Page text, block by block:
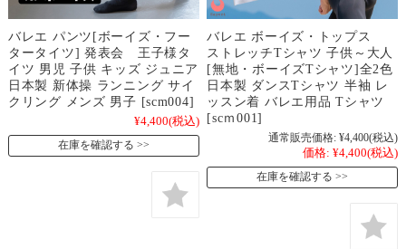
バレエ パンツ[ボーイズ・フー
タータイツ] 発表会 王子様タ
イツ 男児 子供 キッズ ジュニア
日本製 新体操 ランニング サイ
クリング メンズ 男子 [scm004]
¥4,400(税込)
在庫を確認する
バレエ ボーイズ・トップス
ストレッチTシャツ 子供～大人
[無地・ボーイズTシャツ]全2色
日本製 ダンスTシャツ 半袖 レ
ッスン着 バレエ用品 Tシャツ
[scｍ001]
通常販売価格: ¥4,400(税込)
価格: ¥4,400(税込)
在庫を確認する